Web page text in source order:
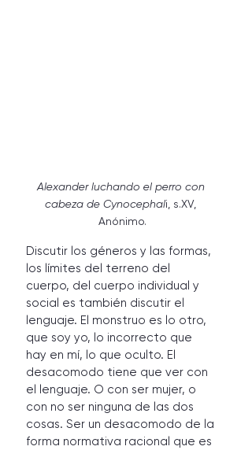
Alexander luchando el perro con
cabeza de Cynocephali, s.XV,
Anónimo.
Discutir los géneros y las formas,
los límites del terreno del
cuerpo, del cuerpo individual y
social es también discutir el
lenguaje. El monstruo es lo otro,
que soy yo, lo incorrecto que
hay en mí, lo que oculto. El
desacomodo tiene que ver con
el lenguaje. O con ser mujer, o
con no ser ninguna de las dos
cosas. Ser un desacomodo de la
forma normativa racional que es